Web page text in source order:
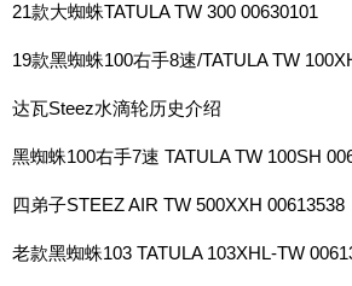
21款大蜘蛛TATULA TW 300 00630101
19款黑蜘蛛100右手8速/TATULA TW
达瓦Steez水滴轮历史介绍
黑蜘蛛100右手7速 TATULA TW 100SH
四弟子STEEZ AIR TW 500XXH 00613538
老款黑蜘蛛103 TATULA 103XHL-TW